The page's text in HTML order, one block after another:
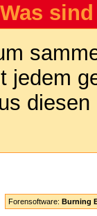
Was
jedem
Forensoftware: Burning